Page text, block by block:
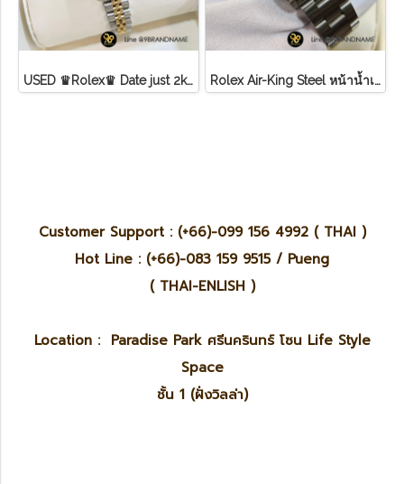
USED ♛Rolex♛ Date just​ 2k​ หน้าขาว​ หลัก​เพชร​/โรมัน ขอบเพชรหนามเตย​ บานพับเก่า​ สายจูบิลี่ Rolex Air-King Steel หน้าน้ำเงิน หลักขีดสภาพดี
Customer Support : (+66)-099 156 4992 ( THAI )
Hot Line : (+66)-083 159 9515 / Pueng
( THAI-ENLISH )
Location : Paradise Park ศรีนครินทร์ โซน Life Style
Space
ชั้น 1 (ฝั่งวิลล่า)